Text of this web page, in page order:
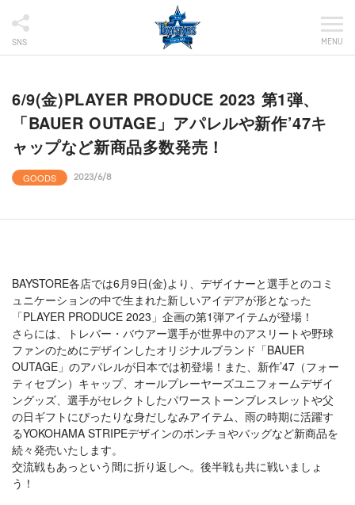
SNS MENU
6/9(金)PLAYER PRODUCE 2023 第1弾、
「BAUER OUTAGE」アパレルや新作’47キ
ャップなど新商品多数発売！
GOODS 2023/6/8
BAYSTORE各店では6月9日(金)より、デザイナーと選手とのコミ
ュニケーションの中で生まれた新しいアイデアが形となった
「PLAYER PRODUCE 2023」企画の第1弾アイテムが登場！
さらには、トレバー・バウアー選手が世界中のアスリートや野球
ファンのためにデザインしたオリジナルブランド「BAUER
OUTAGE」のアパレルが日本では初登場！また、新作’47（フォー
ティセブン）キャップ、オールプレーヤーズユニフォームデザイ
ングッズ、選手がセレクトしたパワーストーンブレスレットや父
の日ギフトにぴったりな身だしなみアイテム、雨の時期に活躍す
るYOKOHAMA STRIPEデザインのポンチョやバッグなど新商品を
続々発売いたします。
交流戦もあっという間に折り返しへ。後半戦も共に戦いましょ
う！